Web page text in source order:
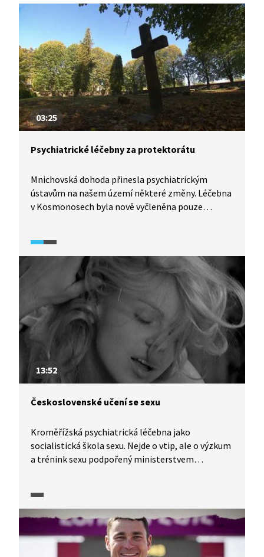
03:25
Psychiatrické léčebny za protektorátu
Mnichovská dohoda přinesla psychiatrickým
ústavům na našem území některé změny. Léčebna
v Kosmonosech byla nově vyčleněna pouze
Na základě určitých kritérií vyselektovali
neperspektivní pacienty a přichystali pro ně
transport do plynových komor. K němu nakonec
nedošlo, přesto úmrtnost v léčebnách za války
několikanásobně vzrostla kvůli špatným životním
podmínkám.
13:52
Československé učení se sexu
Kroměřížská psychiatrická léčebna jako
socialistická škola sexu. Nejde o vtip, ale o výzkum
a trénink sexu podpořený ministerstvem
je další díl dokumentárního seriálu o sexualitě
v Československu.